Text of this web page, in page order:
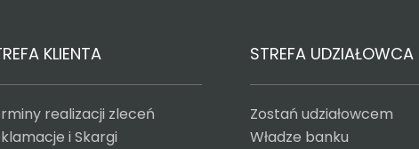
KLIENTA
realizacji zleceń
i Skargi
STREFA UDZIAŁOWCA
Zostań udziałowcem
Władze banku